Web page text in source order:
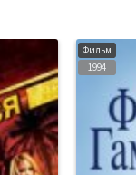
Фильм
1994